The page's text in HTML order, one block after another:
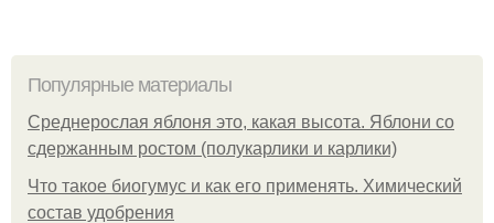
Популярные материалы
Среднерослая яблоня это, какая высота. Яблони со
сдержанным ростом (полукарлики и карлики)
Что такое биогумус и как его применять. Химический
состав удобрения